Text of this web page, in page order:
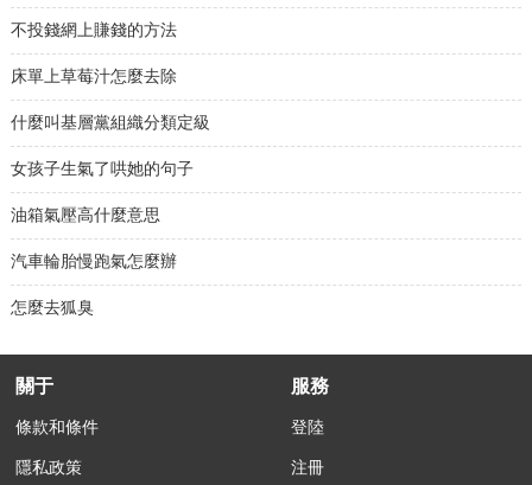
不投錢網上賺錢的方法
床單上草莓汁怎麼去除
什麼叫基層黨組織分類定級
女孩子生氣了哄她的句子
油箱氣壓高什麼意思
汽車輪胎慢跑氣怎麼辦
怎麼去狐臭
關于
條款和條件
隱私政策
服務
登陸
注冊